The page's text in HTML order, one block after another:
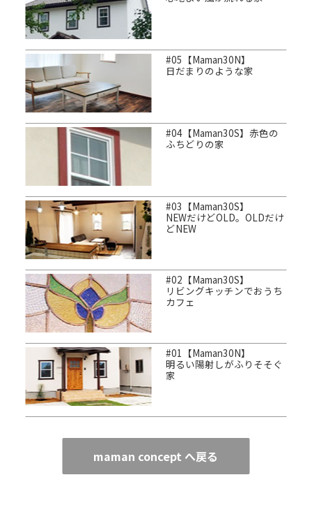
#05【Maman30N】
日だまりのような家
#04【Maman30S】赤色の
ふちどりの家
#03【Maman30S】
NEWだけどOLD。OLDだけ
どNEW
#02【Maman30S】
リビングキッチンでおうち
カフェ
#01【Maman30N】
明るい陽射しがふりそそぐ
家
maman concept へ戻る